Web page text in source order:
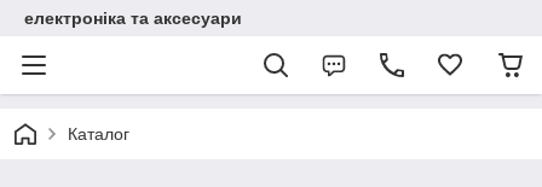
електроніка та аксесуари
Каталог